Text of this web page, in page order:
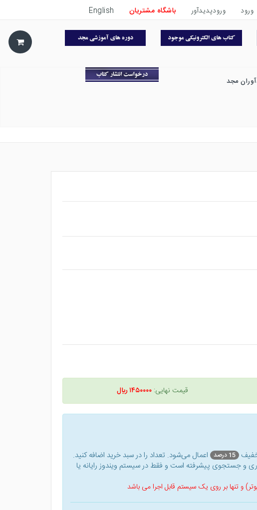
ورود ورودپدیدآور باشگاه مشتریان English
مجد
قیمت نهایی:۱۴۵۰۰۰۰ ريال
15 درصد
اعمال می‌شود. تعداد را در سبد خرید اضافه کنید.
و جستجوی پیشرفته است و فقط در سیستم ویندوز رایانه یا
و تنها بر روی یک سیستم قابل اجرا می باشد